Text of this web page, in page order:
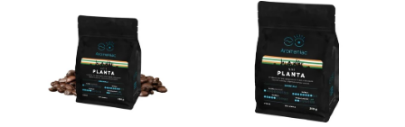
Alphabetically